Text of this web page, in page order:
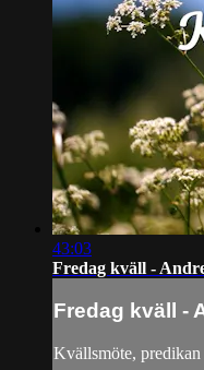
43:03
Fredag kväll -
Fredag kväll -
Kvällsmöte,